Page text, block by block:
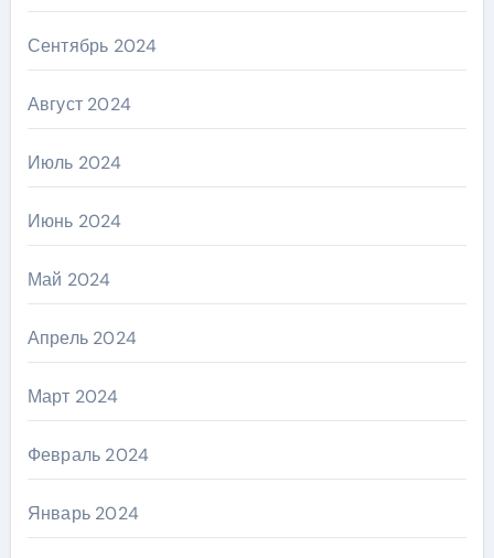
Сентябрь 2024
Август 2024
Июль 2024
Июнь 2024
Май 2024
Апрель 2024
Март 2024
Февраль 2024
Январь 2024